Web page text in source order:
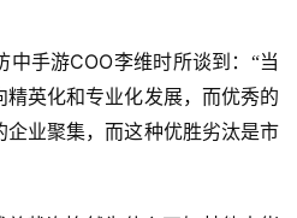
中手游COO李维时所谈到：“当
英化和专业化发展，而优秀的
企业聚集，而这种优胜劣汰是市